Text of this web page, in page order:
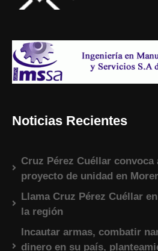
Noticias Recientes
Cruz Pérez Cuéllar
proyecto de unidad en
Llama Cruz Pérez Cuéllar
la región
Incautar armas, combatir
dinero en su país,